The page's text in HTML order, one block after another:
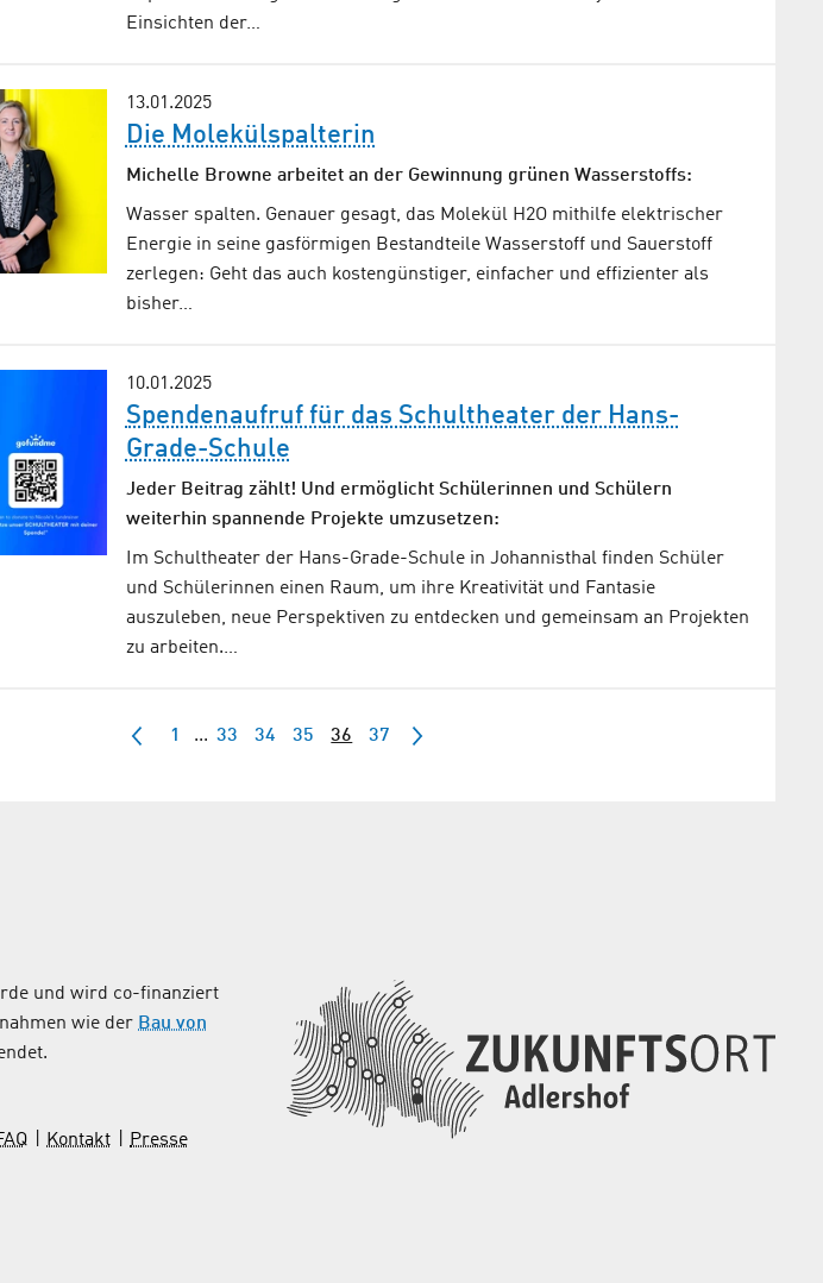
Einsichten der…
13.01.2025
Die Molekülspalterin
Michelle Browne arbeitet an der Gewinnung grünen Wasserstoffs:
Wasser spalten. Genauer gesagt, das Molekül H2O mithilfe elektrischer
Energie in seine gasförmigen Bestandteile Wasserstoff und Sauerstoff
zerlegen: Geht das auch kostengünstiger, einfacher und effizienter als
bisher…
10.01.2025
Spendenaufruf für das Schultheater der Hans-
Grade-Schule
Jeder Beitrag zählt! Und ermöglicht Schülerinnen und Schülern
weiterhin spannende Projekte umzusetzen:
Im Schultheater der Hans-Grade-Schule in Johannisthal finden Schüler
und Schülerinnen einen Raum, um ihre Kreativität und Fantasie
auszuleben, neue Perspektiven zu entdecken und gemeinsam an Projekten
zu arbeiten.…
1 ... 33 34 35 36 37
und wird co-finanziert
wie der Bau von
Kontakt
Presse